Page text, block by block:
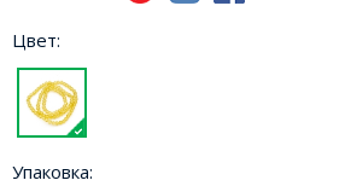
Цвет:
Упаковка: